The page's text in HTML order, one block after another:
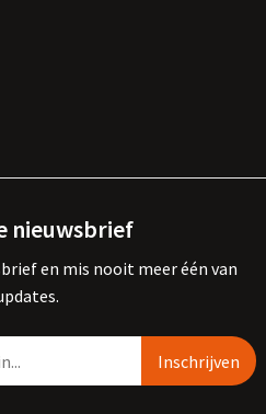
nieuwsbrief
en mis nooit meer één van